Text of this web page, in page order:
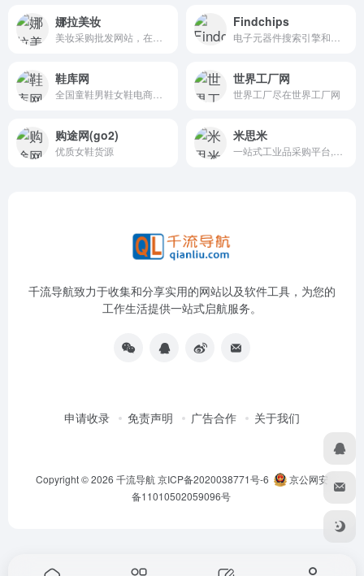
娜拉美妆 Findchips
鞋库网 世界工厂网
世界工厂尽在世界工厂网
购途网(go2)
优质女鞋货源
米思米
千流导航致力于收集和分享实用的网站以及软件工具，为您的
工作生活提供一站式启航服务。
申请收录 免责声明 广告合作 关于我们
Copyright © 2026 千流导航京ICP备2020038771号-6
京公网安
备11010502059096号